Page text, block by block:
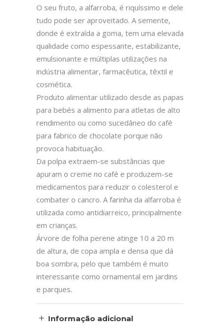
O seu fruto, a alfarroba, é riquíssimo e dele
tudo pode ser aproveitado. A semente,
donde é extraída a goma, tem uma elevada
qualidade como espessante, estabilizante,
emulsionante e múltiplas utilizações na
indústria alimentar, farmacêutica, têxtil e
cosmética.
Produto alimentar utilizado desde as papas
para bebés a alimento para atletas de alto
rendimento ou como sucedâneo do café
para fabrico de chocolate porque não
provoca habituação.
Da polpa extraem-se substâncias que
apuram o creme no café e produzem-se
medicamentos para reduzir o colesterol e
combater o cancro. A farinha da alfarroba é
utilizada como antidiarreico, principalmente
em crianças.
Árvore de folha perene atinge 10 a 20 m
de altura, de copa ampla e densa que dá
boa sombra, pelo que também é muito
interessante como ornamental em jardins
e parques.
Informação adicional